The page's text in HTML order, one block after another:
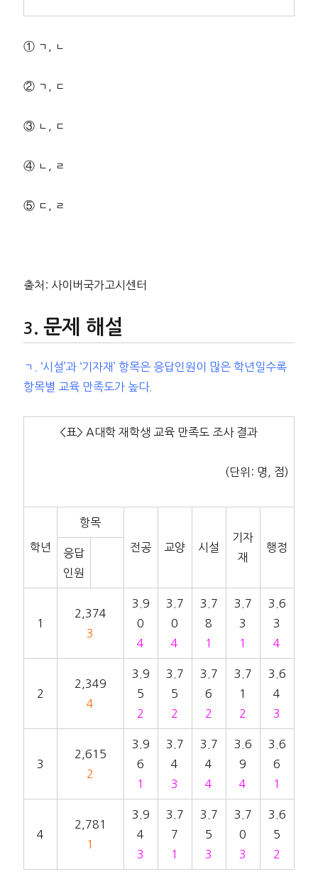
① ㄱ, ㄴ
② ㄱ, ㄷ
③ ㄴ, ㄷ
④ ㄴ, ㄹ
⑤ ㄷ, ㄹ
출처: 사이버국가고시센터
문제 해설
ㄱ. ‘시설’과 ‘기자재’ 항목은 응답인원이 많은 학년일수록
항목별 교육 만족도가 높다.
<표> A대학 재학생 교육 만족도 조사 결과
(단위: 명, 점)
학년
항목
전공 교양 시설
기자
재
행정
응답
인원
1
2,374
3
3.9
0
4
3.7
0
4
3.7
8
1
3.7
3
1
3.6
3
4
2
2,349
4
3.9
5
2
3.7
5
2
3.7
6
2
3.7
1
2
3.6
4
3
3
2,615
2
3.9
6
1
3.7
4
3
3.7
4
4
3.6
9
4
3.6
6
1
4
2,781
1
3.9
4
3
3.7
7
1
3.7
5
3
3.7
0
3
3.6
5
2